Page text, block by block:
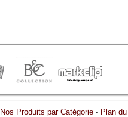
Nos Produits par Catégorie - Plan